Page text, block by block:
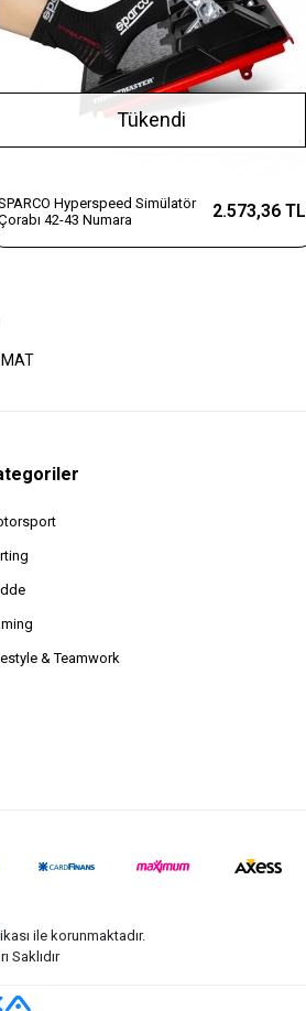
Tükendi
Hyperspeed Simülatör
42-43 Numara
2.573,36 TL
& Teamwork
ile korunmaktadır.
Saklıdır